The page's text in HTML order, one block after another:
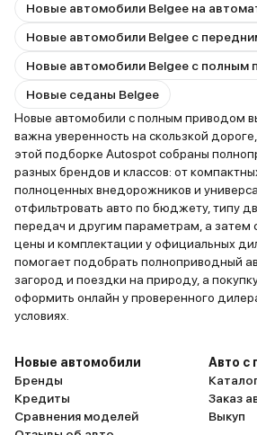
Новые автомобили Belgee на
Новые седаны Belgee
Новые автомобили с полным приводом
важна уверенность на скользкой
этой подборке Autospot собраны
разных брендов и классов: от
полноценных внедорожников и
отфильтровать авто по бюджету, типу
передач и другим параметрам, а затем
цены и комплектации у официальных
помогает подобрать полноприводный
загород и поездки на природу, а
оформить онлайн у проверенного
условиях.
Новые автомобили
Бренды
Кредиты
Сравнения моделей
Авто с
Заказ
Выкуп